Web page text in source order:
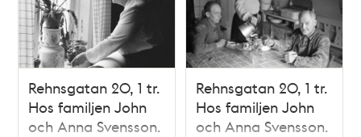
Rehnsgatan 20, 1 tr.
Hos familjen John
och Anna Svensson.
Rehnsgatan 20, 1 tr.
Hos familjen John
och Anna Svensson.